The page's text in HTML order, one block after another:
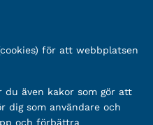
2338
för att webbplatsen
även kakor som gör att
dig som användare och
och förbättra